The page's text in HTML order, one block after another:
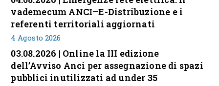
vademecum ANCI–E-Distribuzione e i
referenti territoriali aggiornati
4 Agosto 2026
03.08.2026 | Online la III edizione
dell’Avviso Anci per assegnazione di spazi
pubblici inutilizzati ad under 35